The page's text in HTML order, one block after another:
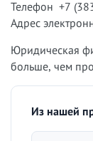
Телефон +7
Адрес
Юридическая
больше, чем
Из нашей